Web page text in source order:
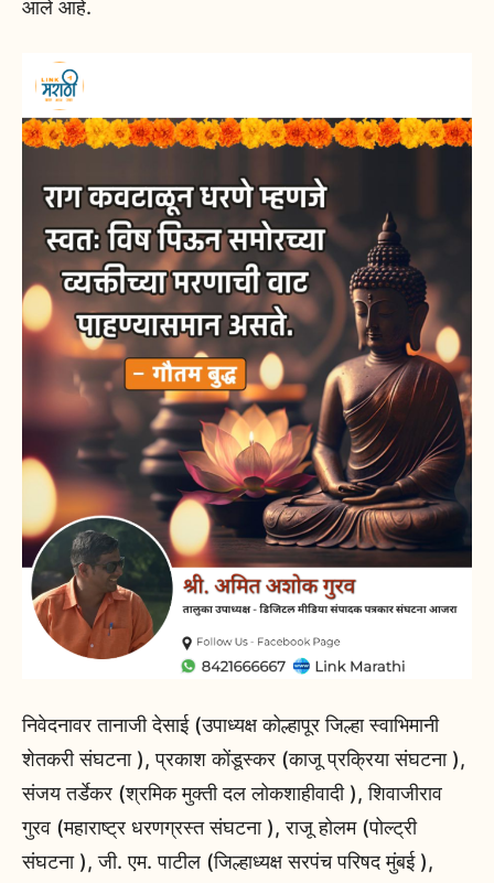
आले आहे.
निवेदनावर तानाजी देसाई (उपाध्यक्ष कोल्हापूर जिल्हा स्वाभिमानी
शेतकरी संघटना ), प्रकाश कोंडूस्कर (काजू प्रक्रिया संघटना ),
संजय तर्डेकर (श्रमिक मुक्ती दल लोकशाहीवादी ), शिवाजीराव
गुरव (महाराष्ट्र धरणग्रस्त संघटना ), राजू होलम (पोल्ट्री
संघटना ), जी. एम. पाटील (जिल्हाध्यक्ष सरपंच परिषद मुंबई ),